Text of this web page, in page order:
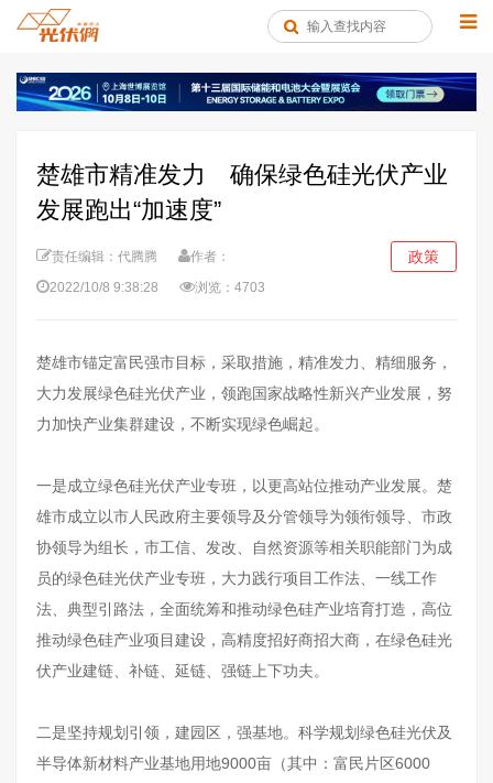
楚雄市精准发力 确保绿色硅光伏产业
发展跑出“加速度”
责任编辑：代腾腾
作者：
2022/10/8 9:38:28
浏览：4703
政策
楚雄市锚定富民强市目标，采取措施，精准发力、精细服务，
大力发展绿色硅光伏产业，领跑国家战略性新兴产业发展，努
力加快产业集群建设，不断实现绿色崛起。
一是成立绿色硅光伏产业专班，以更高站位推动产业发展。楚
雄市成立以市人民政府主要领导及分管领导为领衔领导、市政
协领导为组长，市工信、发改、自然资源等相关职能部门为成
员的绿色硅光伏产业专班，大力践行项目工作法、一线工作
法、典型引路法，全面统筹和推动绿色硅产业培育打造，高位
推动绿色硅产业项目建设，高精度招好商招大商，在绿色硅光
伏产业建链、补链、延链、强链上下功夫。
二是坚持规划引领，建园区，强基地。科学规划绿色硅光伏及
半导体新材料产业基地用地9000亩（其中：富民片区6000